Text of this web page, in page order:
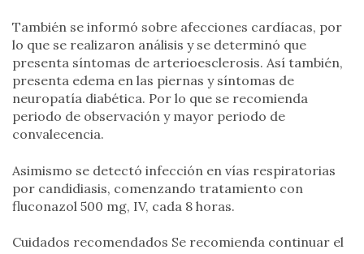
También se informó sobre afecciones cardíacas, por
lo que se realizaron análisis y se determinó que
presenta síntomas de arterioesclerosis. Así también,
presenta edema en las piernas y síntomas de
neuropatía diabética. Por lo que se recomienda
periodo de observación y mayor periodo de
convalecencia.
Asimismo se detectó infección en vías respiratorias
por candidiasis, comenzando tratamiento con
fluconazol 500 mg, IV, cada 8 horas.
Cuidados recomendados Se recomienda continuar el